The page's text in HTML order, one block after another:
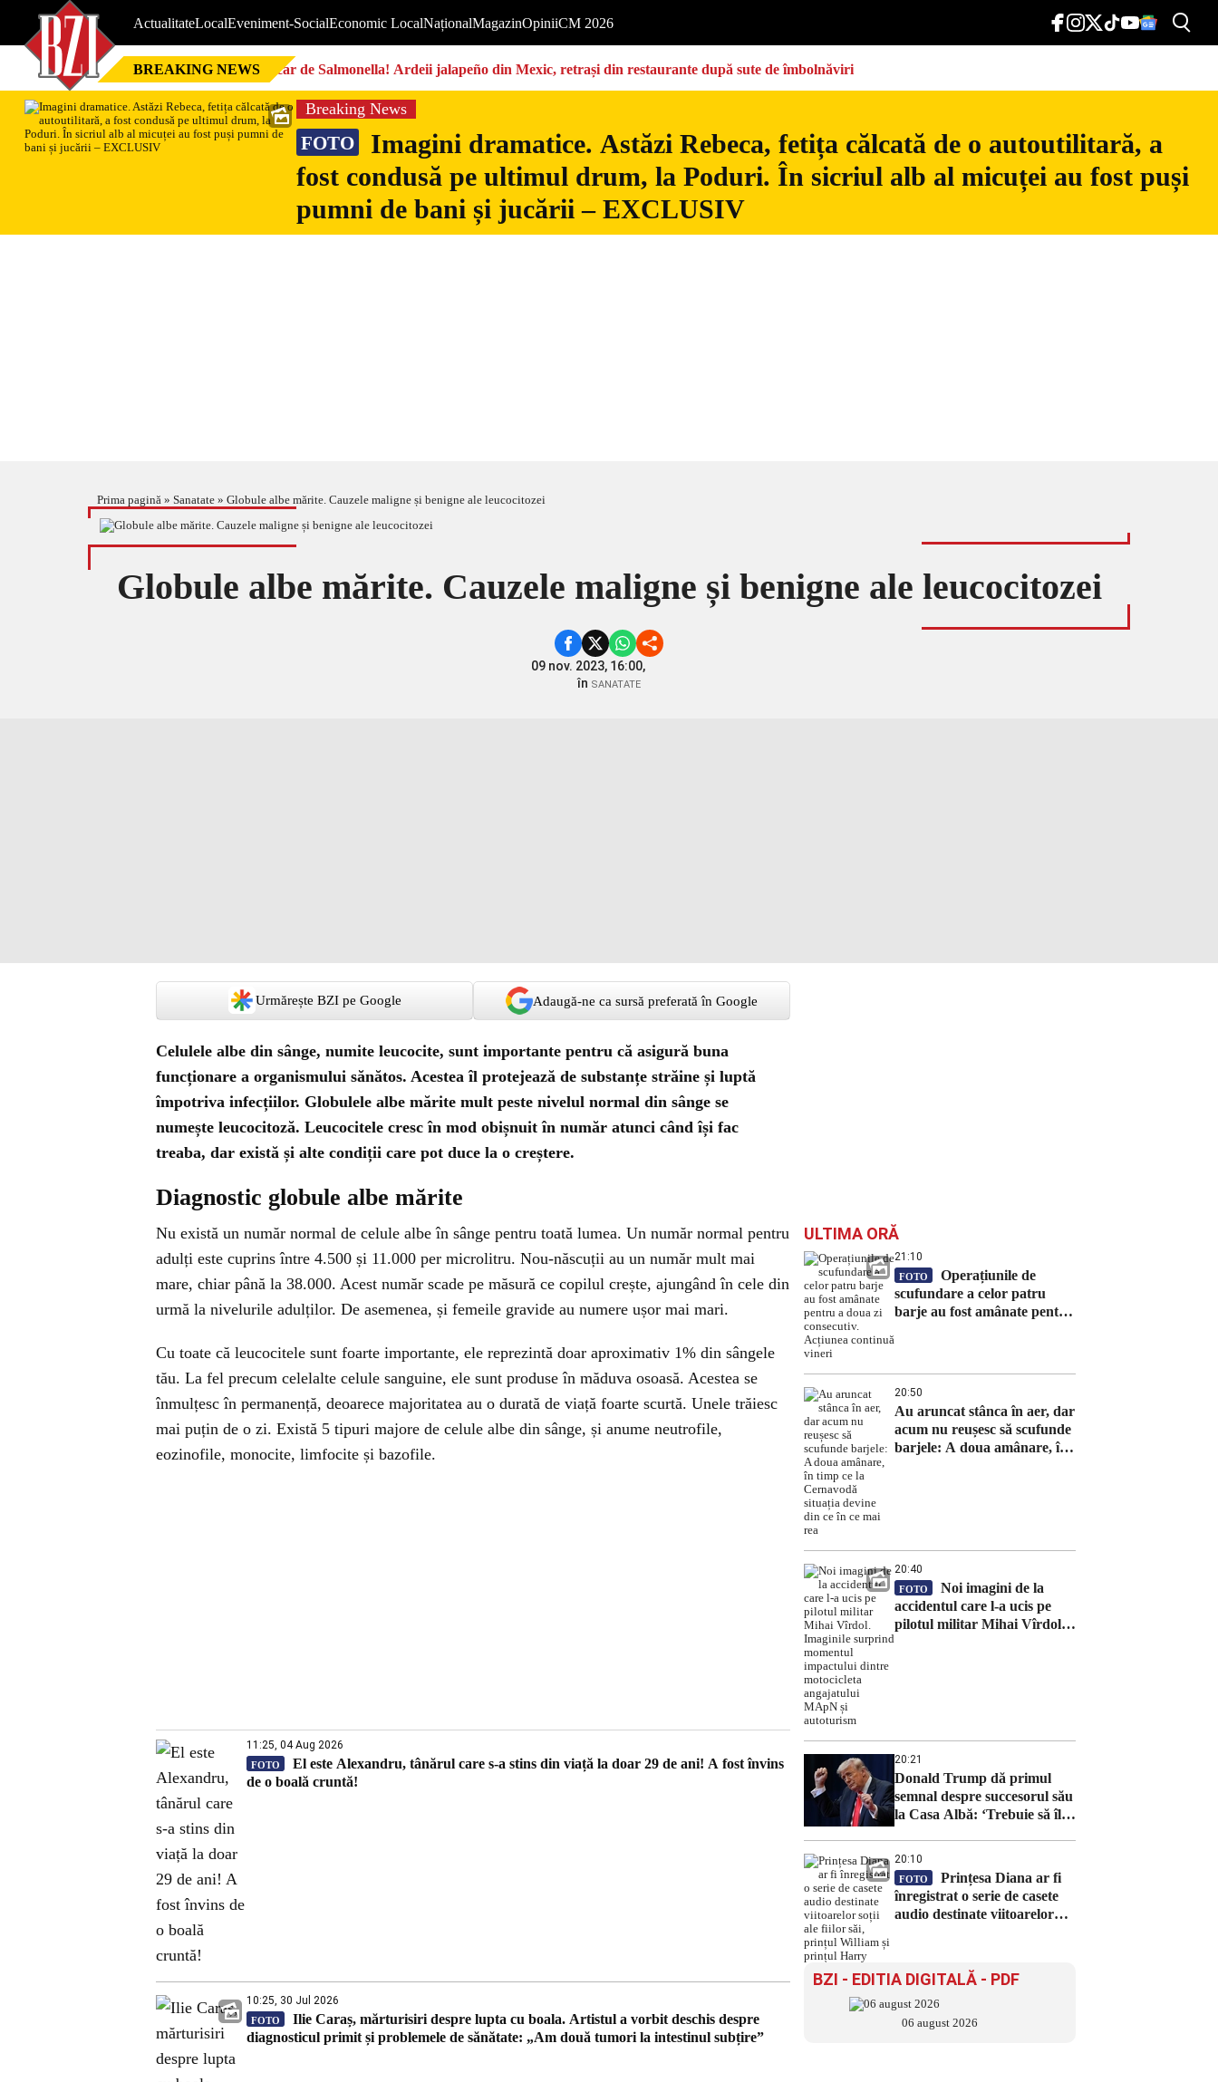
ActualitateLocalEveniment-SocialEconomic LocalNaționalMagazinOpiniiCM 2026
BREAKING NEWS Focar de Salmonella! Ardeii jalapeño din Mexic, retrași din restaurante după sute de îmbolnăviri
Breaking News
FOTO
Imagini dramatice. Astăzi Rebeca, fetița călcată de o autoutilitară, a
fost condusă pe ultimul drum, la Poduri. În sicriul alb al micuței au fost puși
pumni de bani și jucării – EXCLUSIV
Prima pagină » Sanatate » Globule albe mărite. Cauzele maligne și benigne ale leucocitozei
Globule albe mărite. Cauzele maligne și benigne ale leucocitozei
09 nov. 2023, 16:00,
în SANATATE
Urmărește BZI pe Google Adaugă-ne ca sursă preferată în Google
Celulele albe din sânge, numite leucocite, sunt importante pentru că asigură buna
funcționare a organismului sănătos. Acestea îl protejează de substanțe străine și luptă
împotriva infecțiilor. Globulele albe mărite mult peste nivelul normal din sânge se
numește leucocitoză. Leucocitele cresc în mod obișnuit în număr atunci când își fac
treaba, dar există și alte condiții care pot duce la o creștere.
Diagnostic globule albe mărite
Nu există un număr normal de celule albe în sânge pentru toată lumea. Un număr normal pentru
adulți este cuprins între 4.500 și 11.000 per microlitru. Nou-născuții au un număr mult mai
mare, chiar până la 38.000. Acest număr scade pe măsură ce copilul crește, ajungând în cele din
urmă la nivelurile adulților. De asemenea, și femeile gravide au numere ușor mai mari.
Cu toate că leucocitele sunt foarte importante, ele reprezintă doar aproximativ 1% din sângele
tău. La fel precum celelalte celule sanguine, ele sunt produse în măduva osoasă. Acestea se
înmulțesc în permanență, deoarece majoritatea au o durată de viață foarte scurtă. Unele trăiesc
mai puțin de o zi. Există 5 tipuri majore de celule albe din sânge, și anume neutrofile,
eozinofile, monocite, limfocite și bazofile.
11:25, 04 Aug 2026
FOTO
El este Alexandru, tânărul care s-a stins din viață la doar 29 de ani! A fost învins
de o boală cruntă!
10:25, 30 Jul 2026
FOTO
Ilie Caraș, mărturisiri despre lupta cu boala. Artistul a vorbit deschis despre
diagnosticul primit și problemele de sănătate: „Am două tumori la intestinul subțire”
ULTIMA ORĂ
21:10
FOTO
Operațiunile de
scufundare a celor patru
barje au fost amânate pentru
20:50
Au aruncat stânca în aer, dar
acum nu reușesc să scufunde
barjele: A doua amânare, în
20:40
FOTO
Noi imagini de la
accidentul care l-a ucis pe
pilotul militar Mihai Vîrdol.
20:21
Donald Trump dă primul
semnal despre succesorul său
la Casa Albă: ‘Trebuie să îl
20:10
FOTO
Prințesa Diana ar fi
înregistrat o serie de casete
audio destinate viitoarelor
BZI - EDITIA DIGITALĂ - PDF
06 august 2026